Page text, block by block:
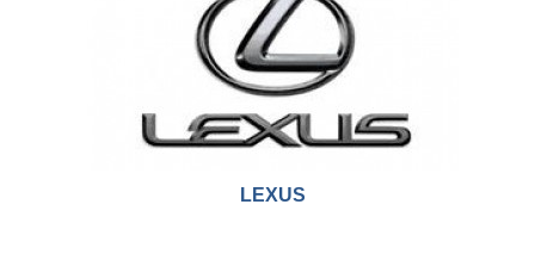
LEXUS